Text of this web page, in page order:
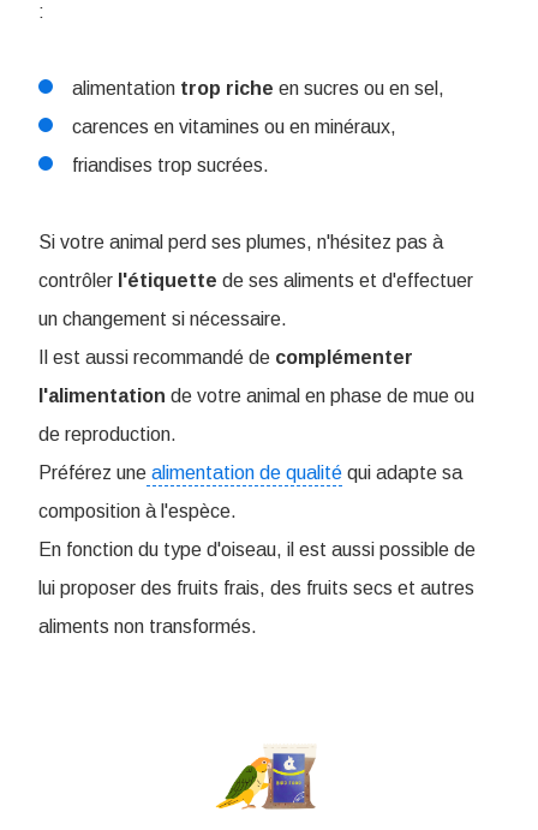
:
alimentation trop riche en sucres ou en sel,
carences en vitamines ou en minéraux,
friandises trop sucrées.
Si votre animal perd ses plumes, n'hésitez pas à
contrôler l'étiquette de ses aliments et d'effectuer
un changement si nécessaire.
Il est aussi recommandé de complémenter
l'alimentation de votre animal en phase de mue ou
de reproduction.
Préférez une alimentation de qualité qui adapte sa
composition à l'espèce.
En fonction du type d'oiseau, il est aussi possible de
lui proposer des fruits frais, des fruits secs et autres
aliments non transformés.